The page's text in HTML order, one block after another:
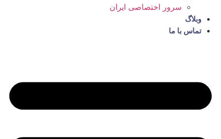
سرور اختصاصی ایران
وبلاگ
تماس با ما